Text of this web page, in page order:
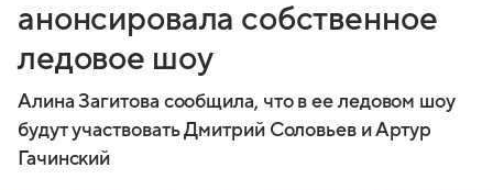
анонсировала собственное
ледовое шоу
Алина Загитова сообщила, что в ее ледовом шоу
будут участвовать Дмитрий Соловьев и Артур
Гачинский